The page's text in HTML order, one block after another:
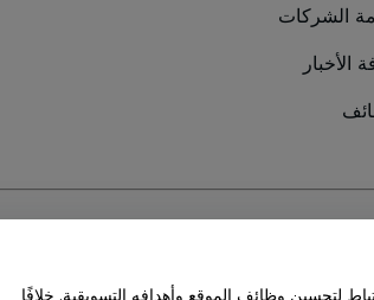
الشركات
الأخبار
لتحسين وظائف الموقع وأهدافه التسويقية. خلافًا